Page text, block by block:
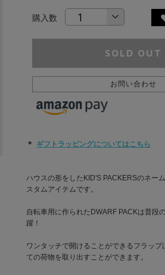
購入数
SOLD OUT
お問い合わせ
＊ ギフトラッピングについてはこちら
ハウスの形をしたKID'S PACKERSのネー
スタムアイテムです。
自転車用に作られたDWARF PACKは普段
躍！
ワンタッチで開けることができるフラップ
ての荷物を取り出すことができます。